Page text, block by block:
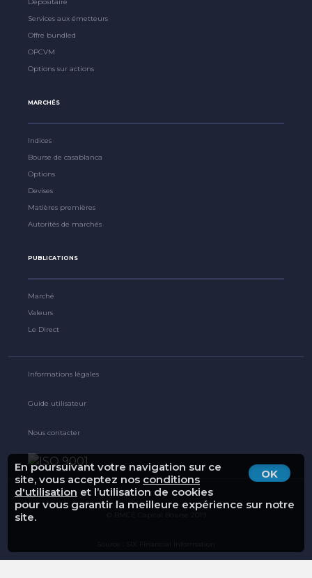
OK
En poursuivant votre navigation sur ce
site, vous acceptez nos conditions
d'utilisation et l’utilisation de cookies
pour vous garantir la meilleure expérience sur notre
site.
Services aux émetteurs
Offre bundled
OPCVM
Options sur actions
MARCHÉS
Indices
Bourse de casablanca
Options
Devises
Matières premières
Autorités de marchés
PUBLICATIONS
Marché
Valeurs
Le Direct
Informations légales
Guide utilisateur
Nous contacter